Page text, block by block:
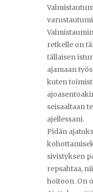
retkelle on
tällaisen
ajamaan
kuten
seisaaltaan
ajellessani.
Pidän
sivistyksen
repsahtaa,
hoitoon. On